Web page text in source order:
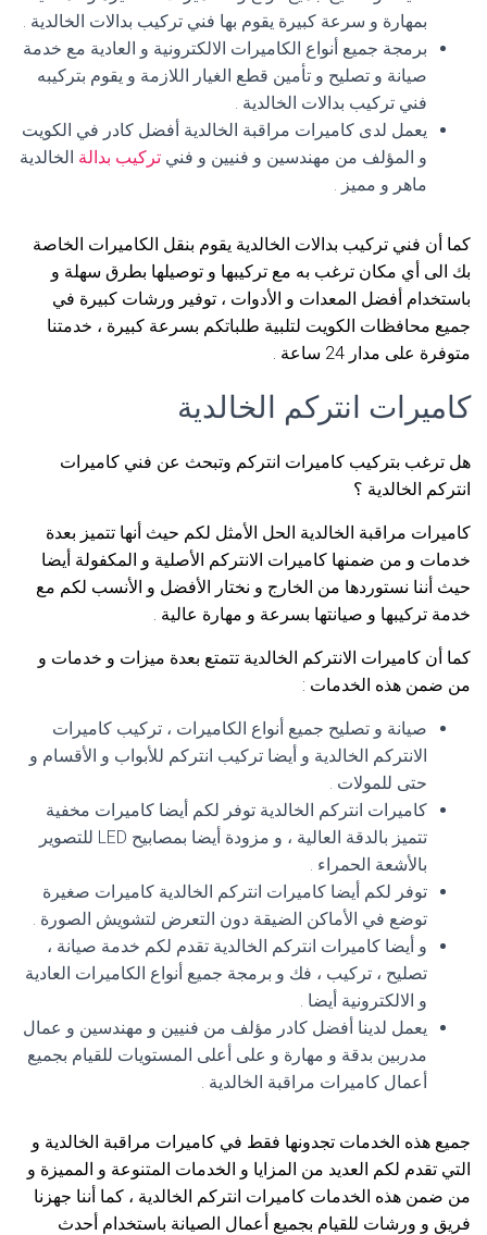
بمهارة و سرعة كبيرة يقوم بها فني تركيب بدالات الخالدية .
برمجة جميع أنواع الكاميرات الالكترونية و العادية مع خدمة
صيانة و تصليح و تأمين قطع الغيار اللازمة و يقوم بتركيبه
فني تركيب بدالات الخالدية .
يعمل لدى كاميرات مراقبة الخالدية أفضل كادر في الكويت
و المؤلف من مهندسين و فنيين و فني تركيب بدالة الخالدية
ماهر و مميز .
كما أن فني تركيب بدالات الخالدية يقوم بنقل الكاميرات الخاصة
بك الى أي مكان ترغب به مع تركيبها و توصيلها بطرق سهلة و
باستخدام أفضل المعدات و الأدوات ، توفير ورشات كبيرة في
جميع محافظات الكويت لتلبية طلباتكم بسرعة كبيرة ، خدمتنا
متوفرة على مدار 24 ساعة .
كاميرات انتركم الخالدية
هل ترغب بتركيب كاميرات انتركم وتبحث عن فني كاميرات
انتركم الخالدية ؟
كاميرات مراقبة الخالدية الحل الأمثل لكم حيث أنها تتميز بعدة
خدمات و من ضمنها كاميرات الانتركم الأصلية و المكفولة أيضا
حيث أننا نستوردها من الخارج و نختار الأفضل و الأنسب لكم مع
خدمة تركيبها و صيانتها بسرعة و مهارة عالية .
كما أن كاميرات الانتركم الخالدية تتمتع بعدة ميزات و خدمات و
من ضمن هذه الخدمات :
صيانة و تصليح جميع أنواع الكاميرات ، تركيب كاميرات
الانتركم الخالدية و أيضا تركيب انتركم للأبواب و الأقسام و
حتى للمولات .
كاميرات انتركم الخالدية توفر لكم أيضا كاميرات مخفية
تتميز بالدقة العالية ، و مزودة أيضا بمصابيح LED للتصوير
بالأشعة الحمراء .
توفر لكم أيضا كاميرات انتركم الخالدية كاميرات صغيرة
توضع في الأماكن الضيقة دون التعرض لتشويش الصورة .
و أيضا كاميرات انتركم الخالدية تقدم لكم خدمة صيانة ،
تصليح ، تركيب ، فك و برمجة جميع أنواع الكاميرات العادية
و الالكترونية أيضا .
يعمل لدينا أفضل كادر مؤلف من فنيين و مهندسين و عمال
مدربين بدقة و مهارة و على أعلى المستويات للقيام بجميع
أعمال كاميرات مراقبة الخالدية .
جميع هذه الخدمات تجدونها فقط في كاميرات مراقبة الخالدية و
التي تقدم لكم العديد من المزايا و الخدمات المتنوعة و المميزة و
من ضمن هذه الخدمات كاميرات انتركم الخالدية ، كما أننا جهزنا
فريق و ورشات للقيام بجميع أعمال الصيانة باستخدام أحدث